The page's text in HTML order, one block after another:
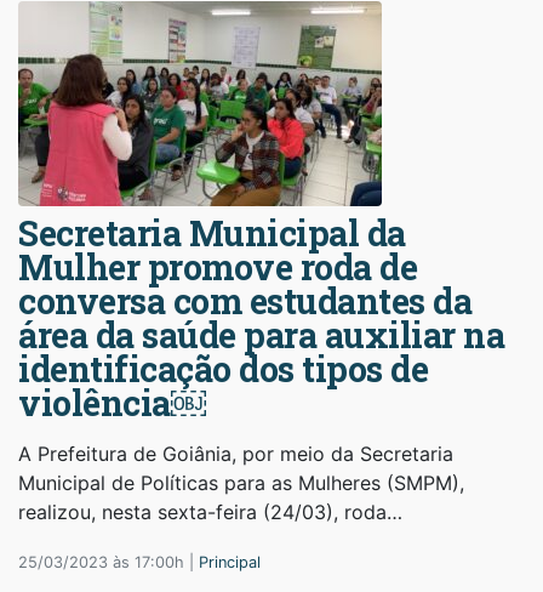
Secretaria Municipal da
Mulher promove roda de
conversa com estudantes da
área da saúde para auxiliar na
identificação dos tipos de
violência￼
A Prefeitura de Goiânia, por meio da Secretaria
Municipal de Políticas para as Mulheres (SMPM),
realizou, nesta sexta-feira (24/03), roda…
25/03/2023 às 17:00h | Principal